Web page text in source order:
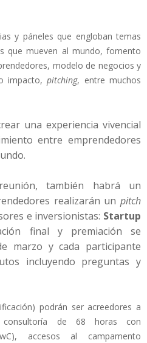
y páneles que engloban temas
que mueven al mundo, fomento
modelo de negocios y
impacto,pitching, entre muchos
una experiencia vivencial
entre emprendedores
también habrá un
realizarán un pitch
e inversionistas: Startup
final y premiación se
marzo y cada participante
incluyendo preguntas y
podrán ser acreedores a
consultoría de 68 horas con
accesos al campamento